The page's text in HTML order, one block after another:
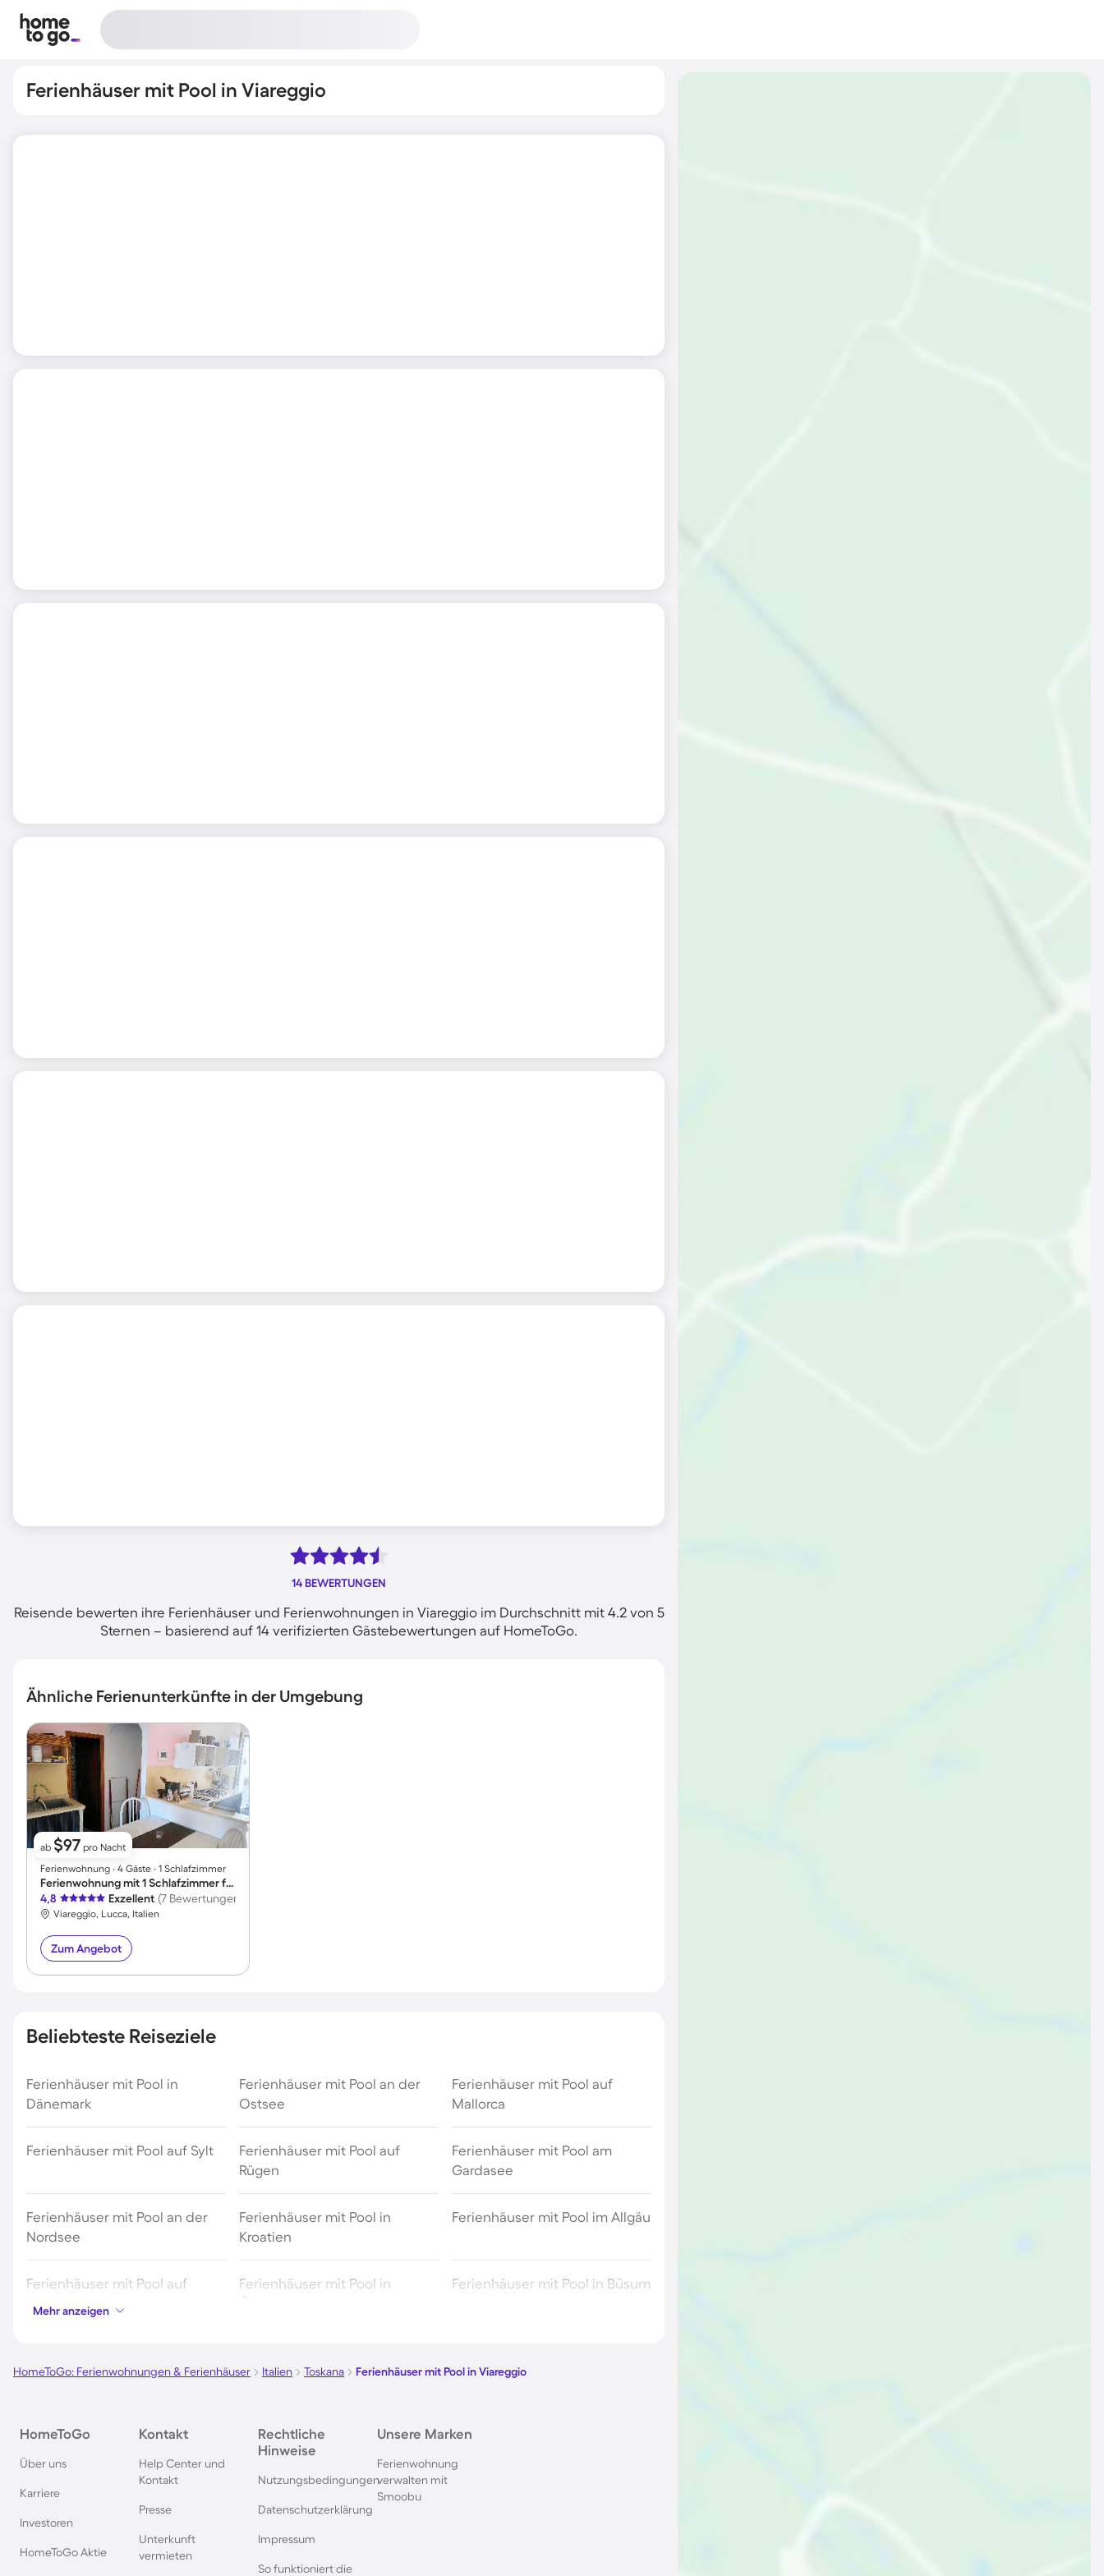
Ferienhäuser mit Pool in Viareggio
14 BEWERTUNGEN
Reisende bewerten ihre Ferienhäuser und Ferienwohnungen in Viareggio im Durchschnitt mit 4.2 von 5
Sternen – basierend auf 14 verifizierten Gästebewertungen auf HomeToGo.
Ähnliche Ferienunterkünfte in der Umgebung
ab $97 pro Nacht
Ferienwohnung ∙ 4 Gäste ∙ 1 Schlafzimmer
Ferienwohnung mit 1 Schlafzimmer für 4 Personen
4,8
Exzellent (7 Bewertungen)
Viareggio, Lucca, Italien
Zum Angebot
Beliebteste Reiseziele
Ferienhäuser mit Pool in
Dänemark
Ferienhäuser mit Pool an der
Ostsee
Ferienhäuser mit Pool auf
Mallorca
Ferienhäuser mit Pool auf Sylt
Ferienhäuser mit Pool auf
Rügen
Ferienhäuser mit Pool am
Gardasee
Ferienhäuser mit Pool an der
Nordsee
Ferienhäuser mit Pool in
Kroatien
Ferienhäuser mit Pool im Allgäu
Ferienhäuser mit Pool auf
Fehmarn
Ferienhäuser mit Pool in
Ferienhäuser mit Pool in Büsum
Norddeich
Comer See
Schwarzwald
Oberstdorf
Ferienhäuser mit Pool in
Ferienhäuser mit Pool in Italien
Ferienhäuser mit Pool in
Ferienhäuser mit Pool in
Travemünde
Mehr anzeigen
HomeToGo: Ferienwohnungen & Ferienhäuser Italien Toskana Ferienhäuser mit Pool in Viareggio
HomeToGo
Über uns
Karriere
Investoren
HomeToGo Aktie
Kontakt
Help Center und
Kontakt
Presse
Unterkunft
vermieten
Rechtliche
Hinweise
Nutzungsbedingungen
Datenschutzerklärung
Impressum
So funktioniert die
Unsere Marken
Ferienwohnung
verwalten mit
Smoobu